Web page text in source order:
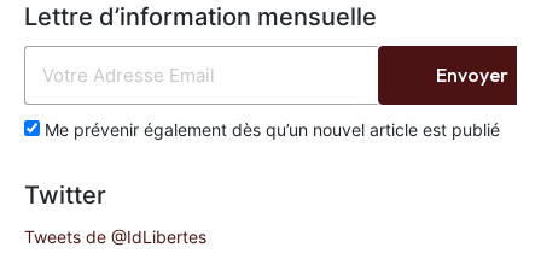
Lettre d’information mensuelle
Me prévenir également dès qu’un nouvel article est publié
Envoyer
Twitter
Tweets de @IdLibertes